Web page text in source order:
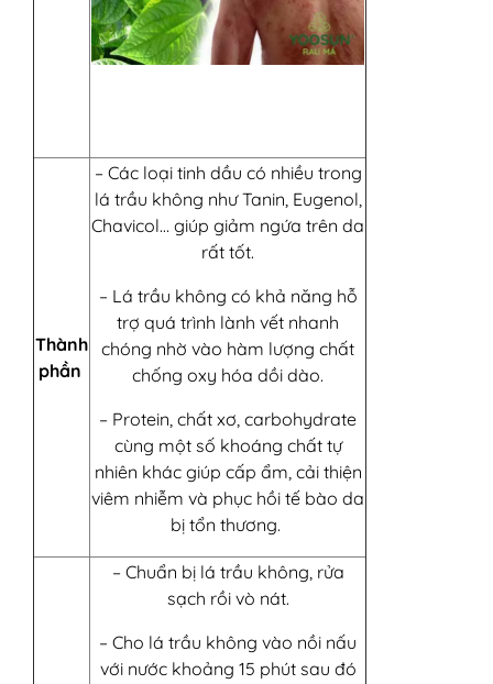
Thành
phần
– Các loại tinh dầu có nhiều trong
lá trầu không như Tanin, Eugenol,
Chavicol… giúp giảm ngứa trên da
rất tốt.
– Lá trầu không có khả năng hỗ
trợ quá trình lành vết nhanh
chóng nhờ vào hàm lượng chất
chống oxy hóa dồi dào.
– Protein, chất xơ, carbohydrate
cùng một số khoáng chất tự
nhiên khác giúp cấp ẩm, cải thiện
viêm nhiễm và phục hồi tế bào da
bị tổn thương.
– Chuẩn bị lá trầu không, rửa
sạch rồi vò nát.
– Cho lá trầu không vào nồi nấu
với nước khoảng 15 phút sau đó